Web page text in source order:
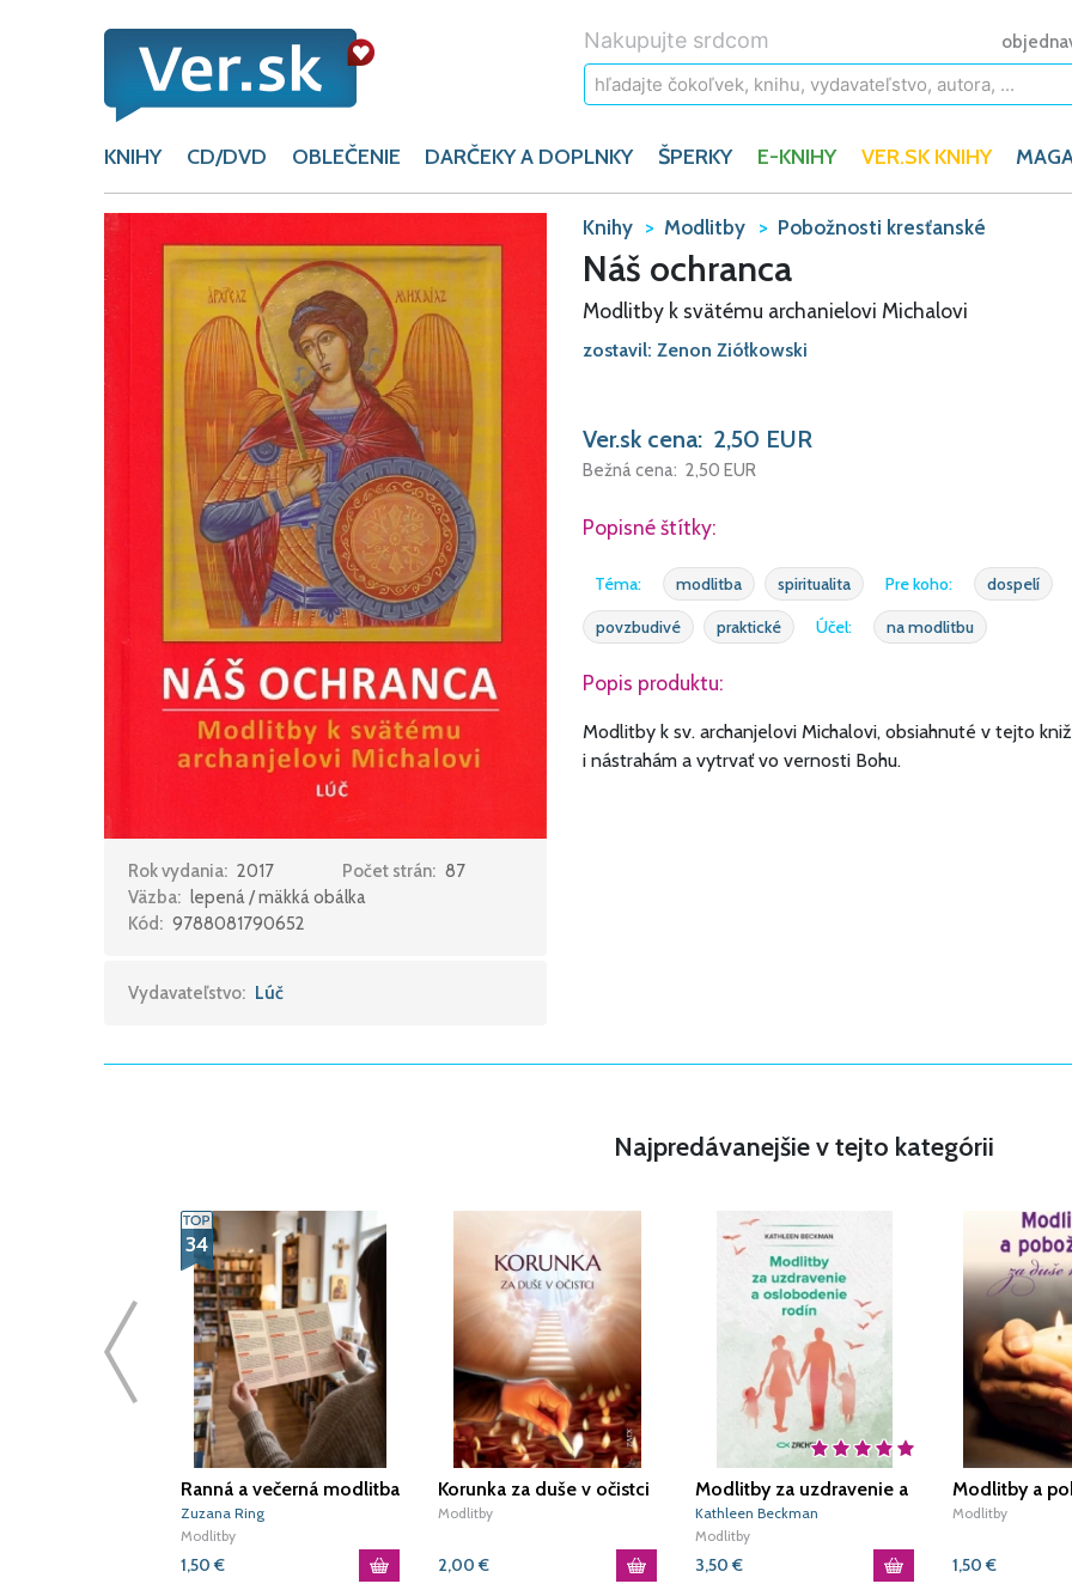
Nakupujte srdcom
KNIHY CD/DVD OBLEČENIE DARČEKY A DOPLNKY ŠPERKY E-KNIHY VER.SK KNIHY
Rok vydania: 2017 Počet strán: 87
Väzba: lepená / mäkká obálka
Kód: 9788081790652
Vydavateľstvo: Lúč
Knihy Modlitby Pobožnosti kresťanské
Náš ochranca
Modlitby k svätému archanielovi Michalovi
zostavil: Zenon Ziółkowski
Ver.sk cena: 2,50 EUR
Bežná cena: 2,50 EUR
Popisné štítky:
Téma: modlitba spiritualita Pre koho: dospelí
povzbudivé
praktické Účel: na modlitbu
Popis produktu:
Modlitby k sv. archanjelovi Michalovi, obsiahnuté v tejto
i nástrahám a vytrvať vo vernosti Bohu.
Najpredávanejšie v tejto kategórii
34
Ranná a večerná modlitba
k Duchu Svätému
Zuzana Ring
Modlitby
1,50 €
Korunka za duše v očistci
Modlitby
2,00 €
Modlitby za uzdravenie a
oslobodenie rodín
Kathleen Beckman
Modlitby
3,50 €
Modlitby a
duše v očistci
Modlitby
1,50 €